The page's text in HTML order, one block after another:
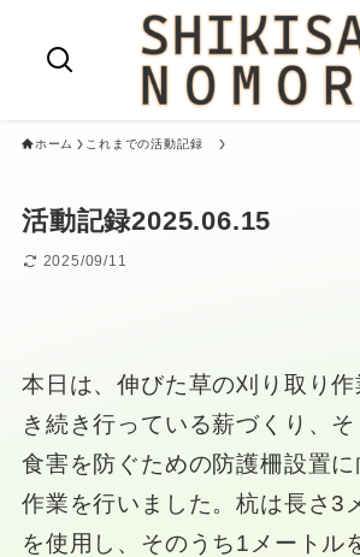
ホーム これまでの活動記録
活動記録2025.06.15
2025/09/11
本日は、伸びた草の刈り取り作
き続き行っている薪づくり、
食害を防ぐための防護柵設置
作業を行いました。杭は長さ3
を使用し、そのうち1メートル